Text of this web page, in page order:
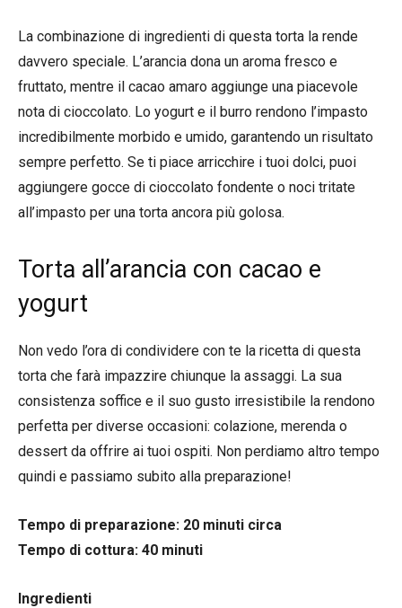
La combinazione di ingredienti di questa torta la rende
davvero speciale. L’arancia dona un aroma fresco e
fruttato, mentre il cacao amaro aggiunge una piacevole
nota di cioccolato. Lo yogurt e il burro rendono l’impasto
incredibilmente morbido e umido, garantendo un risultato
sempre perfetto. Se ti piace arricchire i tuoi dolci, puoi
aggiungere gocce di cioccolato fondente o noci tritate
all’impasto per una torta ancora più golosa.
Torta all’arancia con cacao e
yogurt
Non vedo l’ora di condividere con te la ricetta di questa
torta che farà impazzire chiunque la assaggi. La sua
consistenza soffice e il suo gusto irresistibile la rendono
perfetta per diverse occasioni: colazione, merenda o
dessert da offrire ai tuoi ospiti. Non perdiamo altro tempo
quindi e passiamo subito alla preparazione!
Tempo di preparazione: 20 minuti circa
Tempo di cottura: 40 minuti
Ingredienti